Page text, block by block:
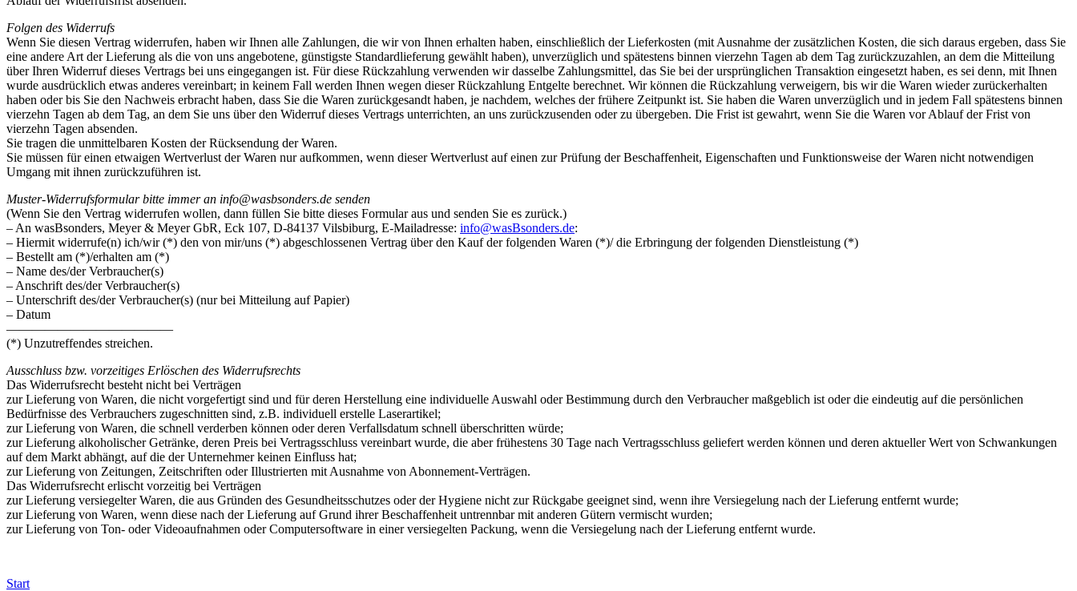
Folgen des Widerrufs
Wenn Sie diesen Vertrag widerrufen, haben wir Ihnen alle Zahlungen, die wir von Ihnen erhalten haben, einschließlich der Lieferkosten (mit Ausnahme der zusätzlichen Kosten, die sich daraus ergeben, dass Sie
eine andere Art der Lieferung als die von uns angebotene, günstigste Standardlieferung gewählt haben), unverzüglich und spätestens binnen vierzehn Tagen ab dem Tag zurückzuzahlen, an dem die Mitteilung
über Ihren Widerruf dieses Vertrags bei uns eingegangen ist. Für diese Rückzahlung verwenden wir dasselbe Zahlungsmittel, das Sie bei der ursprünglichen Transaktion eingesetzt haben, es sei denn, mit Ihnen
wurde ausdrücklich etwas anderes vereinbart; in keinem Fall werden Ihnen wegen dieser Rückzahlung Entgelte berechnet. Wir können die Rückzahlung verweigern, bis wir die Waren wieder zurückerhalten
haben oder bis Sie den Nachweis erbracht haben, dass Sie die Waren zurückgesandt haben, je nachdem, welches der frühere Zeitpunkt ist. Sie haben die Waren unverzüglich und in jedem Fall spätestens binnen
vierzehn Tagen ab dem Tag, an dem Sie uns über den Widerruf dieses Vertrags unterrichten, an uns zurückzusenden oder zu übergeben. Die Frist ist gewahrt, wenn Sie die Waren vor Ablauf der Frist von
vierzehn Tagen absenden.
Sie tragen die unmittelbaren Kosten der Rücksendung der Waren.
Sie müssen für einen etwaigen Wertverlust der Waren nur aufkommen, wenn dieser Wertverlust auf einen zur Prüfung der Beschaffenheit, Eigenschaften und Funktionsweise der Waren nicht notwendigen
Umgang mit ihnen zurückzuführen ist.
Muster-Widerrufsformular bitte immer an info@wasbsonders.de senden
(Wenn Sie den Vertrag widerrufen wollen, dann füllen Sie bitte dieses Formular aus und senden Sie es zurück.)
– An wasBsonders, Meyer & Meyer GbR, Eck 107, D-84137 Vilsbiburg, E-Mailadresse: info@wasBsonders.de:
– Hiermit widerrufe(n) ich/wir (*) den von mir/uns (*) abgeschlossenen Vertrag über den Kauf der folgenden Waren (*)/ die Erbringung der folgenden Dienstleistung (*)
– Bestellt am (*)/erhalten am (*)
– Name des/der Verbraucher(s)
– Anschrift des/der Verbraucher(s)
– Unterschrift des/der Verbraucher(s) (nur bei Mitteilung auf Papier)
– Datum
—————————————
(*) Unzutreffendes streichen.
Ausschluss bzw. vorzeitiges Erlöschen des Widerrufsrechts
Das Widerrufsrecht besteht nicht bei Verträgen
zur Lieferung von Waren, die nicht vorgefertigt sind und für deren Herstellung eine individuelle Auswahl oder Bestimmung durch den Verbraucher maßgeblich ist oder die eindeutig auf die persönlichen
Bedürfnisse des Verbrauchers zugeschnitten sind, z.B. individuell erstelle Laserartikel;
zur Lieferung von Waren, die schnell verderben können oder deren Verfallsdatum schnell überschritten würde;
zur Lieferung alkoholischer Getränke, deren Preis bei Vertragsschluss vereinbart wurde, die aber frühestens 30 Tage nach Vertragsschluss geliefert werden können und deren aktueller Wert von Schwankungen
auf dem Markt abhängt, auf die der Unternehmer keinen Einfluss hat;
zur Lieferung von Zeitungen, Zeitschriften oder Illustrierten mit Ausnahme von Abonnement-Verträgen.
Das Widerrufsrecht erlischt vorzeitig bei Verträgen
zur Lieferung versiegelter Waren, die aus Gründen des Gesundheitsschutzes oder der Hygiene nicht zur Rückgabe geeignet sind, wenn ihre Versiegelung nach der Lieferung entfernt wurde;
zur Lieferung von Waren, wenn diese nach der Lieferung auf Grund ihrer Beschaffenheit untrennbar mit anderen Gütern vermischt wurden;
zur Lieferung von Ton- oder Videoaufnahmen oder Computersoftware in einer versiegelten Packung, wenn die Versiegelung nach der Lieferung entfernt wurde.
Start